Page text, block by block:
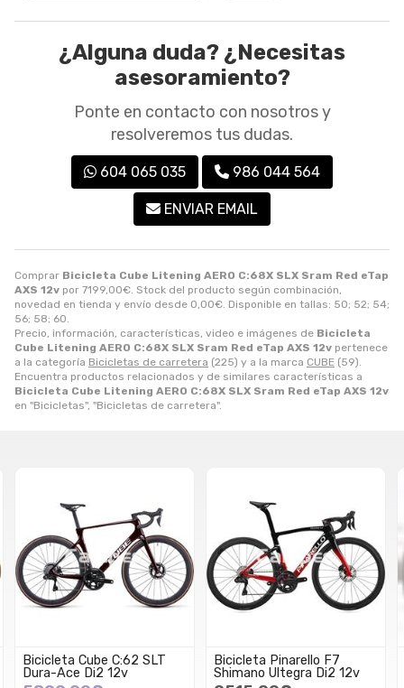
Comprar Bicicleta Cube Litening AERO C:68X SLX Sram Red eTap
AXS 12v por 7199,00€. Stock del producto según combinación,
novedad en tienda y envío desde 0,00€. Disponible en tallas: 50; 52; 54;
56; 58; 60.
Precio, información, características, video e imágenes de Bicicleta
Cube Litening AERO C:68X SLX Sram Red eTap AXS 12v pertenece
a la categoría Bicicletas de carretera (225) y a la marca CUBE (59).
Encuentra productos relacionados y de similares características a
Bicicleta Cube Litening AERO C:68X SLX Sram Red eTap AXS 12v
en "Bicicletas", "Bicicletas de carretera".
¿Alguna duda? ¿Necesitas
asesoramiento?
Ponte en contacto con nosotros y
resolveremos tus dudas.
604 065 035 986 044 564
ENVIAR EMAIL
Bicicleta Cube C:62 SLT
Dura-Ace Di2 12v
Bicicleta Pinarello F7
Shimano Ultegra Di2 12v